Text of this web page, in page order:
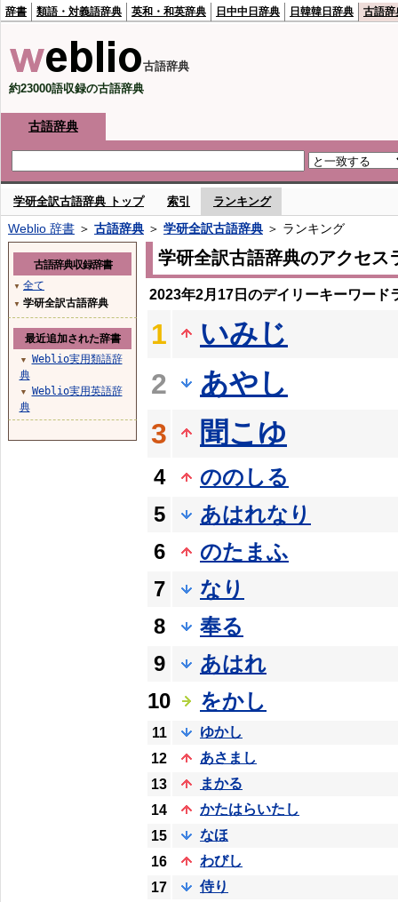
辞書 類語・対義語辞典 英和・和英辞典 日中中日辞典 日韓韓日辞典 古語辞
古語辞典
約23000語収録の古語辞典
古語辞典
学研全訳古語辞典 トップ 索引 ランキング
Weblio 辞書 ＞ 古語辞典 ＞ 学研全訳古語辞典 ＞ ランキング
学研全訳古語辞典のアクセス
2023年2月17日のデイリーキーワード
1
いみじ
2
あやし
3
聞こゆ
4
ののしる
5
あはれなり
6
のたまふ
7
なり
8
奉る
9
あはれ
10
をかし
11
ゆかし
12
あさまし
13
まかる
14
かたはらいたし
15
なほ
16
わびし
17
侍り
古語辞典収録辞書
▼ 全て
▼ 学研全訳古語辞典
最近追加された辞書
▼
Weblio実用類語辞
典
▼
Weblio実用英語辞
典